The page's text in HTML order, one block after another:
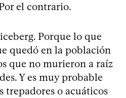
el contrario.
Porque lo que
quedó en la población
que no murieron a raíz
Y es muy probable
trepadores o acuáticos